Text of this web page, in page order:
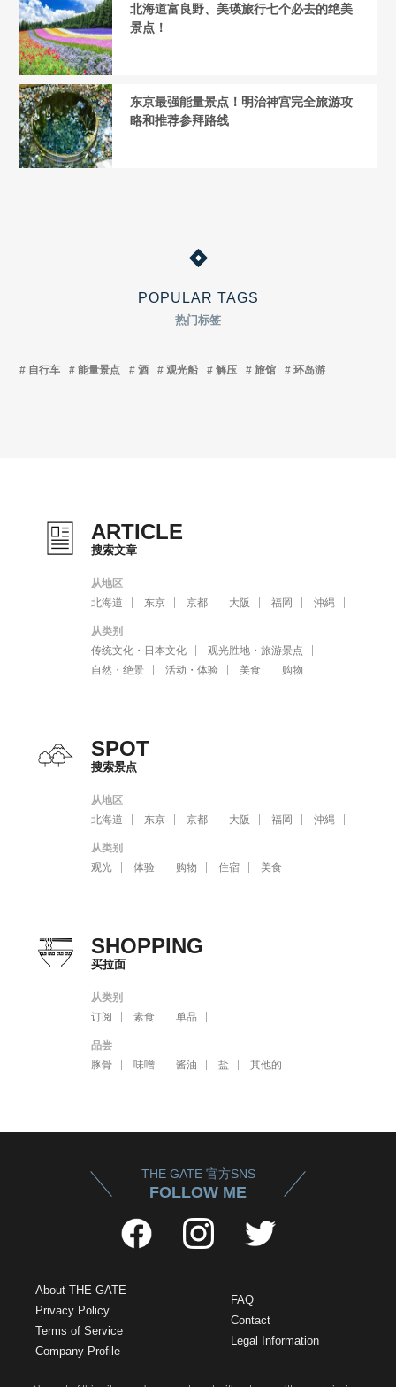
POPULAR TAGS
热门标签
自行车 能量景点 酒 观光船 解压 旅馆 环岛游
北海道富良野、美瑛旅行七个必去的绝美
景点！
东京最强能量景点！明治神宫完全旅游攻
略和推荐参拜路线
ARTICLE
搜索文章
从地区
北海道
东京 京都 大阪 福岡 沖縄
从类别
传统文化・日本文化
观光胜地・旅游景点
自然・绝景
活动・体验 美食 购物
SPOT
搜索景点
从地区
北海道
东京 京都 大阪 福岡 沖縄
从类别
观光
体验 购物 住宿 美食
SHOPPING
买拉面
从类别
订阅
素食 单品
品尝
豚骨
味噌 酱油 盐 其他的
THE GATE 官方SNS
FOLLOW ME
About THE GATE
Privacy Policy
Terms of Service
Company Profile
FAQ
Contact
Legal Information